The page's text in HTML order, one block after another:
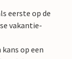
eerste op de
vakantie-
op een